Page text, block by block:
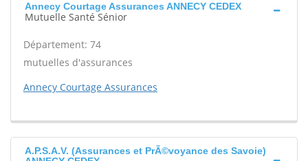
Annecy Courtage Assurances ANNECY CEDEX
Mutuelle Santé Sénior
Département: 74
mutuelles d'assurances
Annecy Courtage Assurances
A.P.S.A.V. (Assurances et PrÃ©voyance des Savoie)